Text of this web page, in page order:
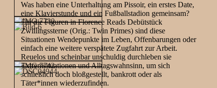
Was haben eine Unterhaltung am Pissoir, ein erstes Date,
eine Klavierstunde und ein Fußballstadion gemeinsam?
Für die Figuren in Florence Reads Debütstück
Zwillingssterne (Orig.: Twin Primes) sind diese
Situationen Wendepunkte im Leben, Offenbarungen oder
einfach eine weitere verspätete Zugfahrt zur Arbeit.
Reuelos und scheinbar unschuldig durchleben sie
Extremsituationen und Alltagswahnsinn, um sich
schließlich doch bloßgestellt, bankrott oder als
Täter*innen wiederzufinden.